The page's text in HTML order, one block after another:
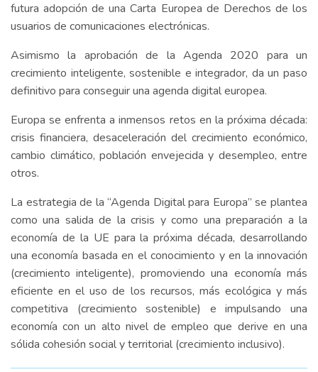
futura adopción de una Carta Europea de Derechos de los
usuarios de comunicaciones electrónicas.
Asimismo la aprobación de la Agenda 2020 para un
crecimiento inteligente, sostenible e integrador, da un paso
definitivo para conseguir una agenda digital europea.
Europa se enfrenta a inmensos retos en la próxima década:
crisis financiera, desaceleración del crecimiento económico,
cambio climático, población envejecida y desempleo, entre
otros.
La estrategia de la “Agenda Digital para Europa” se plantea
como una salida de la crisis y como una preparación a la
economía de la UE para la próxima década, desarrollando
una economía basada en el conocimiento y en la innovación
(crecimiento inteligente), promoviendo una economía más
eficiente en el uso de los recursos, más ecológica y más
competitiva (crecimiento sostenible) e impulsando una
economía con un alto nivel de empleo que derive en una
sólida cohesión social y territorial (crecimiento inclusivo).